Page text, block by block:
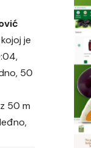
je
50
50 m